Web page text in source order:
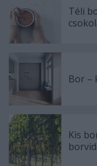
Téli
Bor –
Kis